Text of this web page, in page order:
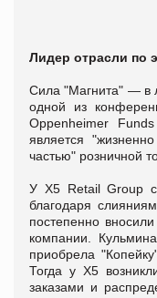
Лидер отрасли по
Сила "Магнита" — в
одной из
Oppenheimer
является
частью" розничной
У Х5 Retail Group с
благодаря
постепенно
компании.
приобрела
Тогда у Х5
заказами и